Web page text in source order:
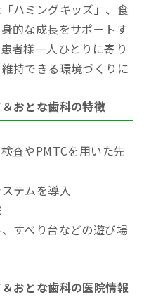
ハミングキッズ」、食
的な成長をサポートす
者様一人ひとりに寄り
持できる環境づくりに
おとな歯科の特徴
査やPMTCを用いた先
テムを導入
すべり台などの遊び場
おとな歯科の医院情報